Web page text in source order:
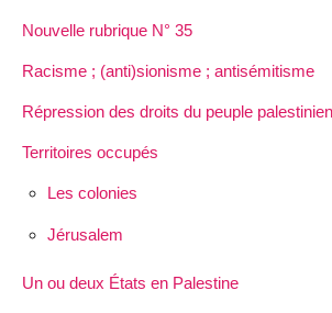
Nouvelle rubrique N° 35
Racisme ; (anti)sionisme ; antisémitisme
Répression des droits du peuple palestinien
Territoires occupés
Les colonies
Jérusalem
Un ou deux États en Palestine